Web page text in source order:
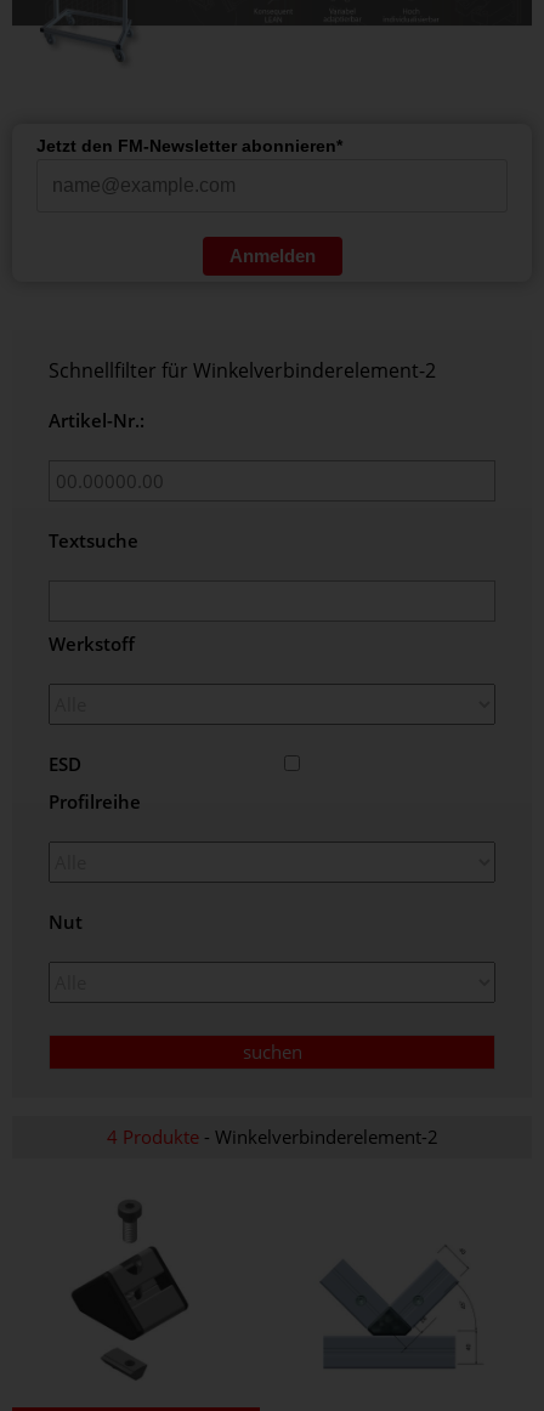
Jetzt den FM-Newsletter abonnieren*
Anmelden
Schnellfilter für Winkelverbinderelement-2
Artikel-Nr.:
Textsuche
Werkstoff
ESD
Profilreihe
Nut
4 Produkte- Winkelverbinderelement-2